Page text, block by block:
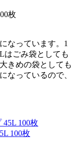
枚
になっています。1
はごみ袋としても
きめの袋としても
なっているので、
100枚
100枚